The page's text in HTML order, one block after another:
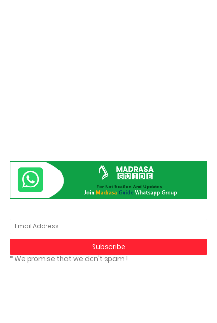
* We promise that we don't spam !